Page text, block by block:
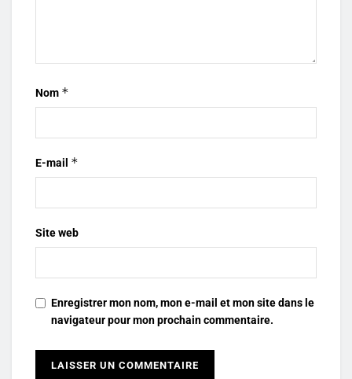
Nom *
E-mail *
Site web
Enregistrer mon nom, mon e-mail et mon site dans le
navigateur pour mon prochain commentaire.